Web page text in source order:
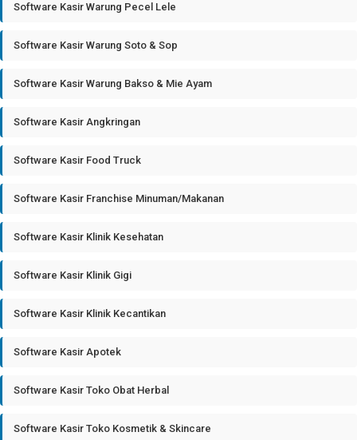
Software Kasir Warung Pecel Lele
Software Kasir Warung Soto & Sop
Software Kasir Warung Bakso & Mie Ayam
Software Kasir Angkringan
Software Kasir Food Truck
Software Kasir Franchise Minuman/Makanan
Software Kasir Klinik Kesehatan
Software Kasir Klinik Gigi
Software Kasir Klinik Kecantikan
Software Kasir Apotek
Software Kasir Toko Obat Herbal
Software Kasir Toko Kosmetik & Skincare